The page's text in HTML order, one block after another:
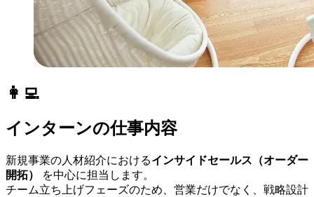
👩‍💻
インターンの仕事内容
新規事業の人材紹介におけるインサイドセールス（オーダー
開拓）
を中心に担当します。
チーム立ち上げフェーズのため、営業だけでなく、戦略設計